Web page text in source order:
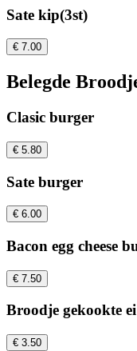
Sate kip(3st)
€ 7.00
Belegde
Clasic burger
€ 5.80
Sate burger
€ 6.00
Bacon egg cheese
€ 7.50
Broodje gekookte
€ 3.50